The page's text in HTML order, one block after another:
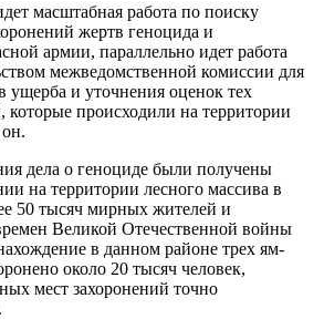
масштабная работа по поиску
жертв геноцида и
армии, параллельно идет работа
межведомственной комиссии для
ущерба и уточнения оценок тех
которые происходили на территории
дела о геноциде были получены
на территории лесного массива в
50 тысяч мирных жителей и
Великой Отечественной войны
в данном районе трех ям-
около 20 тысяч человек,
мест захоронений точно